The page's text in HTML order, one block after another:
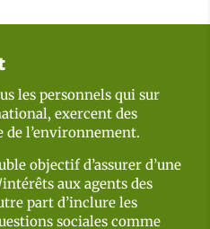
les personnels qui sur
exercent des
de l’environnement.
objectif d’assurer d’une
aux agents des
part d’inclure les
sociales comme